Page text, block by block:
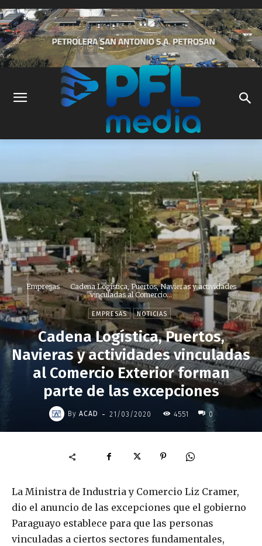
Empresas
Cadena Logística, Puertos, Navieras y actividades
vinculadas al Comercio...
EMPRESAS NOTICIAS
Cadena Logística, Puertos,
Navieras y actividades vinculadas
al Comercio Exterior forman
parte de las excepciones
By ACAD - 21/03/2020 4551 0
La Ministra de Industria y Comercio Liz Cramer,
dio el anuncio de las excepciones que el gobierno
Paraguayo establece para que las personas
vinculadas a ciertos sectores fundamentales,